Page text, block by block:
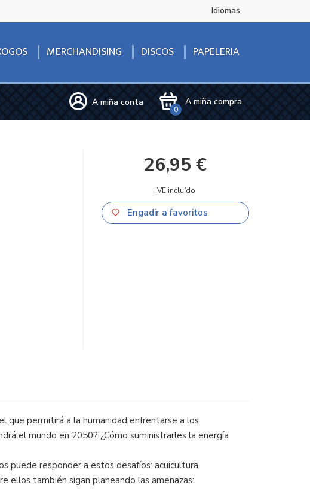
Idiomas
MERCHANDISING DISCOS PAPELERIA
A miña compra
0
A miña conta
26,95 €
IVE incluído
Engadir a favoritos
que permitirá a la huma­ni­dad enfrentarse a los
el mundo en 2050? ¿Cómo suministrarles la energía
puede responder a estos desafíos: acuicultura
ellos también sigan planeando las amenazas: